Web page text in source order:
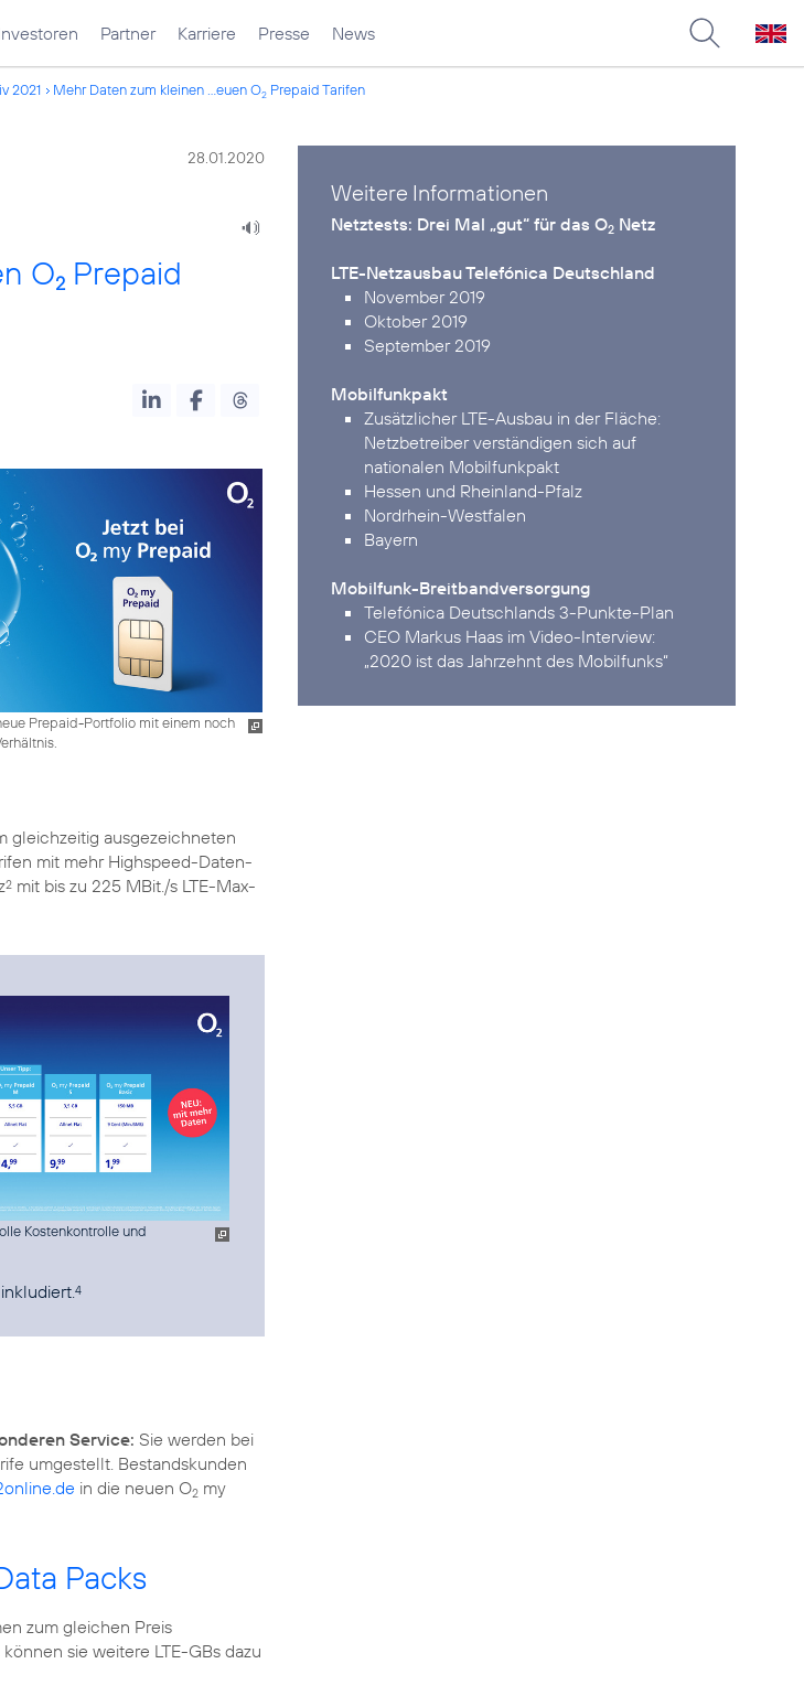
Partner Karriere Presse News
2021 Mehr Daten zum kleinen ...euen O2 Prepaid Tarifen
28.01.2020
O2 Prepaid
Prepaid-Portfolio mit einem noch
gleichzeitig ausgezeichneten
mit mehr Highspeed-Daten-
2 mit bis zu 225 MBit./s LTE-Max-
Kostenkontrolle und
4
Service: Sie werden bei
umgestellt. Bestandskunden
in die neuen O2 my
Packs
zum gleichen Preis
sie weitere LTE-GBs dazu
Weitere Informationen
Netztests: Drei Mal „gut“ für das O2 Netz
LTE-Netzausbau Telefónica Deutschland
November 2019
Oktober 2019
September 2019
Mobilfunkpakt
Zusätzlicher LTE-Ausbau in der Fläche:
Netzbetreiber verständigen sich auf
nationalen Mobilfunkpakt
Hessen und Rheinland-Pfalz
Nordrhein-Westfalen
Bayern
Mobilfunk-Breitbandversorgung
Telefónica Deutschlands 3-Punkte-Plan
„2020 ist das Jahrzehnt des Mobilfunks“